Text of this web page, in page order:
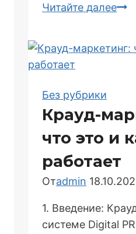
Читайте далееЧто
под
Без рубрики
Крауд-
что это и
работает
Отadmin
1. Введение:
системе Digital